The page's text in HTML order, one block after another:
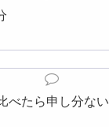
べたら申し分ない